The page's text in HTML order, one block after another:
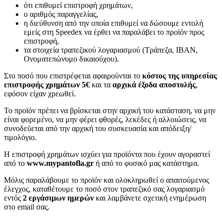
ότι επιθυμεί επιστροφή χρημάτων,
ο αριθμός παραγγελίας,
η διεύθυνση από την οποία επιθυμεί να δώσουμε εντολή
εμείς στη Speedex να έρθει να παραλάβει το προϊόν προς
επιστροφή,
τα στοιχεία τραπεζικού λογαριασμού (Τράπεζα, IBAN,
Ονοματεπώνυμο δικαιούχου).
Στο ποσό που επιστρέφεται αφαιρούνται το κόστος της υπηρεσίας
επιστροφής χρημάτων 5€ και τα αρχικά έξοδα αποστολής,
εφόσον είχαν χρεωθεί.
Το προϊόν πρέπει να βρίσκεται στην αρχική του κατάσταση, να μην
είναι φορεμένο, να μην φέρει φθορές, λεκέδες ή αλλοιώσεις, να
συνοδεύεται από την αρχική του συσκευασία και απόδειξη/
τιμολόγιο.
Η επιστροφή χρημάτων ισχύει για προϊόντα που έχουν αγοραστεί
από το www.mypantofla.gr ή από το φυσικό μας κατάστημα.
Μόλις παραλάβουμε το προϊόν και ολοκληρωθεί ο απαιτούμενος
έλεγχος, καταθέτουμε το ποσό στον τραπεζικό σας λογαριασμό
εντός 2 εργάσιμων ημερών και λαμβάνετε σχετική ενημέρωση
στο email σας.